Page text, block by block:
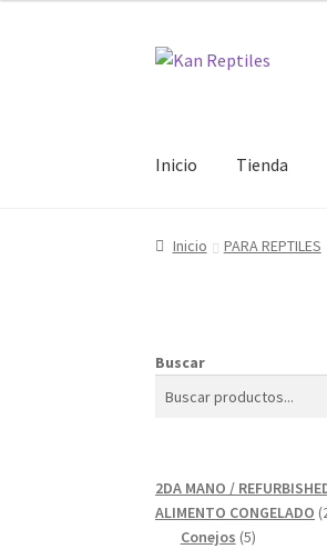
Ir
Ir
Inicio Tienda
Inicio PARA REPTILES
Buscar
2DA MANO /
ALIMENTO CONGELADO
Conejos 55